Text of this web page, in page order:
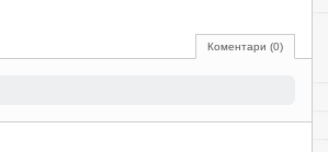
Коментари (0)